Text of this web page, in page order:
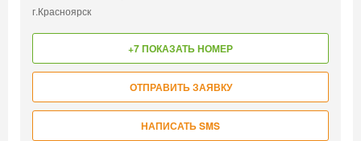
г.Красноярск
+7 ПОКАЗАТЬ НОМЕР
ОТПРАВИТЬ ЗАЯВКУ
НАПИСАТЬ SMS